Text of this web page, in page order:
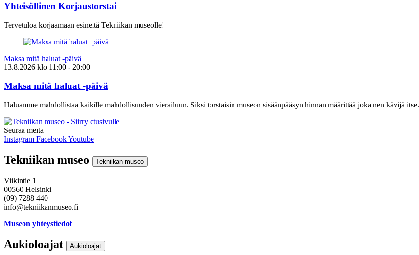
Yhteisöllinen Korjaustorstai
Tervetuloa korjaamaan esineitä Tekniikan museolle!
Maksa mitä haluat -päivä
13.8.2026 klo 11:00 - 20:00
Maksa mitä haluat -päivä
Haluamme mahdollistaa kaikille mahdollisuuden vierailuun. Siksi torstaisin museon sisäänpääsyn hinnan määrittää jokainen kävijä itse.
Seuraa meitä
Instagram FacebookYoutube
Tekniikan museo Tekniikan museo
Viikintie 1
00560 Helsinki
(09) 7288 440
info@tekniikanmuseo.fi
Museon yhteystiedot
Aukioloajat Aukioloajat